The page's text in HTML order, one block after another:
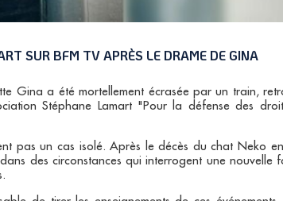
SUR BFM TV APRÈS LE DRAME DE GINA
Gina a été mortellement écrasée par un train,
Stéphane Lamart "Pour la défense des
pas un cas isolé. Après le décès du chat Neko
des circonstances qui interrogent une nouvelle